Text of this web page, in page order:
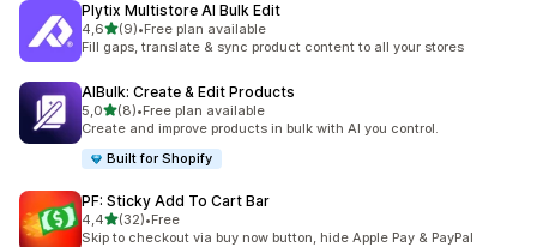
Plytix Multistore AI Bulk Edit
4,6na 5 gwiazdek
(9)
Łączna liczba recenzji: 9
•Free plan available
Fill gaps, translate & sync product content to all your stores
AIBulk: Create & Edit Products
5,0na 5 gwiazdek
(8)
Łączna liczba recenzji: 8
•Free plan available
Create and improve products in bulk with AI you control.
Built for Shopify
PF: Sticky Add To Cart Bar
4,4na 5 gwiazdek
(32)
Łączna liczba recenzji: 32
•Free
Skip to checkout via buy now button, hide Apple Pay & PayPal